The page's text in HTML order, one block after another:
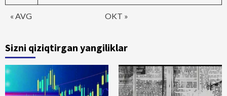
« AVG OKT »
Sizni qiziqtirgan yangiliklar